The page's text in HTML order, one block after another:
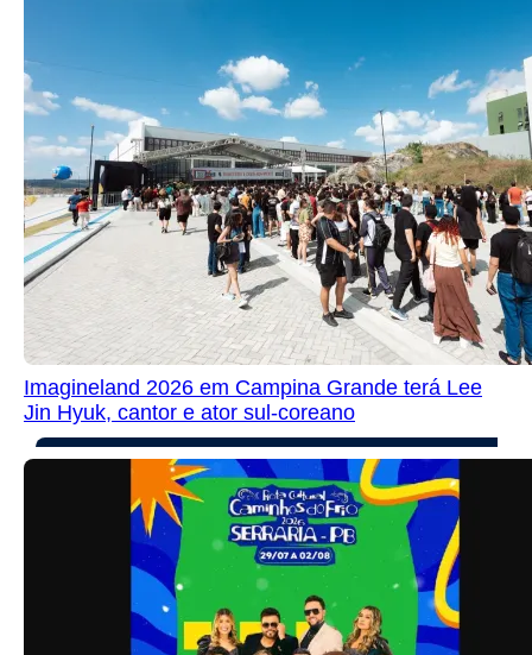
Imagineland 2026 em Campina Grande terá Lee
Jin Hyuk, cantor e ator sul-coreano